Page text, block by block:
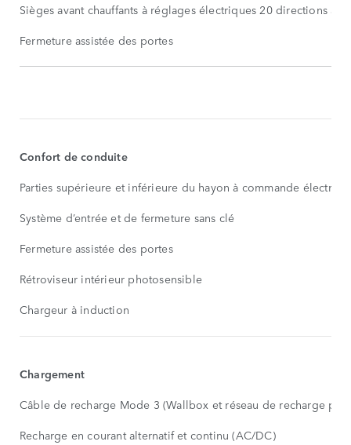
Sièges avant chauffants à réglages électriques 20 directions
Fermeture assistée des portes
AFFICHER
Confort de conduite
Parties supérieure et inférieure du hayon à commande
Système d’entrée et de fermeture sans clé
Fermeture assistée des portes
Rétroviseur intérieur photosensible
Chargeur à induction
Chargement
Câble de recharge Mode 3 (Wallbox et réseau de recharge
Recharge en courant alternatif et continu (AC/DC)